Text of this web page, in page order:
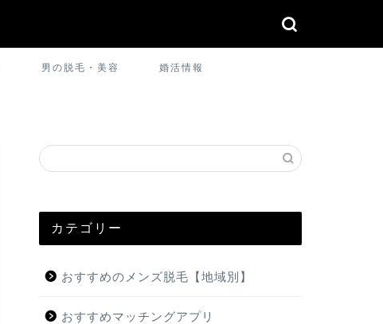
男の脱毛・美容 婚活情報
カテゴリー
おすすめのメンズ脱毛【地域別】
おすすめマッチングアプリ